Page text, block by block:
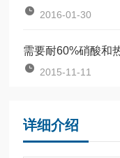
2016-01-30
2015-11-11
详细介绍